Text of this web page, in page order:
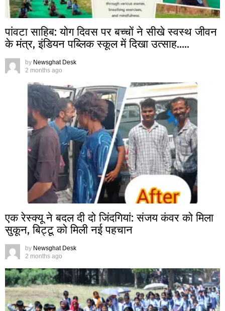
पांवटा साहिब: योग दिवस पर बच्चों ने सीखे स्वस्थ जीवन
के मंत्र, इंडियन पब्लिक स्कूल में दिखा उत्साह…..
by Newsghat Desk
2 months ago
एक रेस्क्यू ने बदल दी दो जिंदगियां: संजय कंवर को मिला
सुकून, बिट्टू को मिली नई पहचान
by Newsghat Desk
2 months ago